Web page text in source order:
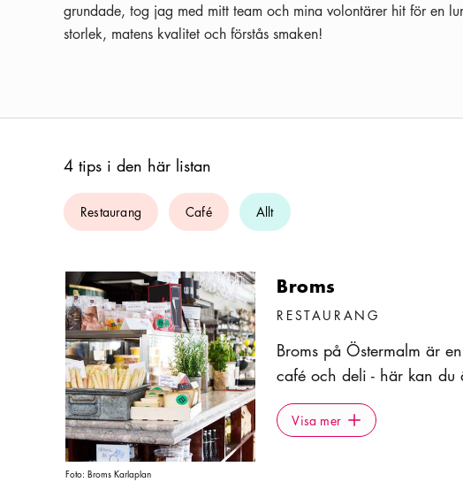
grundade, tog jag med mitt team och mina volontärer hit för en
storlek, matens kvalitet och förstås smaken!
4 tips i den här listan
Restaurang Café Allt
Foto: Broms Karlaplan
Broms
RESTAURANG
Broms på Östermalm är
café och deli - här kan
föredrar take-away så
med och missa inte
Visa mer Icon.plusAltText
Visa mer